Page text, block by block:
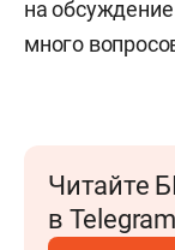
на
много
Читайте
в Telegram